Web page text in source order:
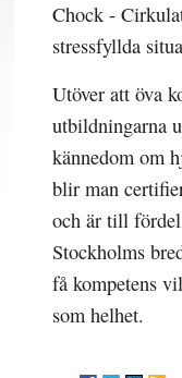
Chock -
stressfyllda
Utöver att öva
utbildningarna
kännedom om
blir man
och är till
Stockholms
få kompetens
som helhet.